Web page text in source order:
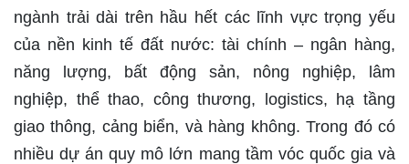
ngành trải dài trên hầu hết các lĩnh vực trọng yếu
của nền kinh tế đất nước: tài chính – ngân hàng,
năng lượng, bất động sản, nông nghiệp, lâm
nghiệp, thể thao, công thương, logistics, hạ tầng
giao thông, cảng biển, và hàng không. Trong đó có
nhiều dự án quy mô lớn mang tầm vóc quốc gia và